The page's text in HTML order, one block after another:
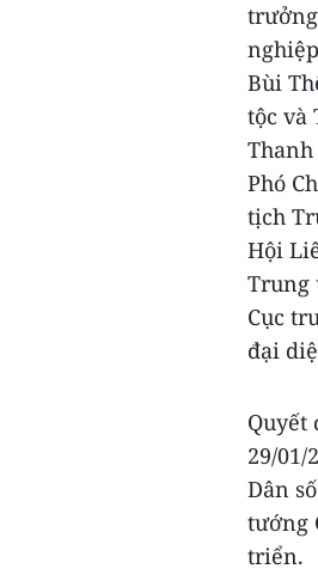
Bùi
tộc và
Phó
tịch
Hội
Trung
Cục
đại
Quyết
29/01/
Dân
tướng
triển.